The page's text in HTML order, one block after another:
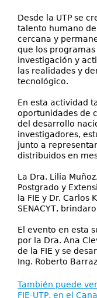
Desde la UTP se
talento humano
cercana y
que los
investigación y
las realidades y
tecnológico.
En esta actividad
oportunidades de
del desarrollo
investigadores,
junto a
distribuidos en
La Dra. Lilia
Postgrado y
la FIE y Dr. Carlos
SENACYT,
El evento en esta
por la Dra. Ana
de la FIE y se
Ing. Roberto
También puede
FIE-UTP, en el